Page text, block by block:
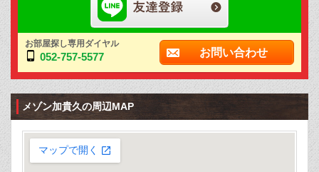
お部屋探し専用ダイヤル
052-757-5577 お問い合わせ
メゾン加貴久の周辺MAP